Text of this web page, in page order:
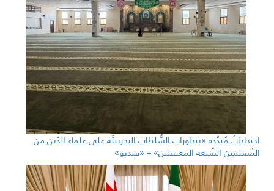
احتجاجاتٌ مُندِّدة «بتجاوزات السُّلطات البحرينيَّة على علماء الدّين من
المُسلمين الشّيعة المعتقلين» – «فيديو»